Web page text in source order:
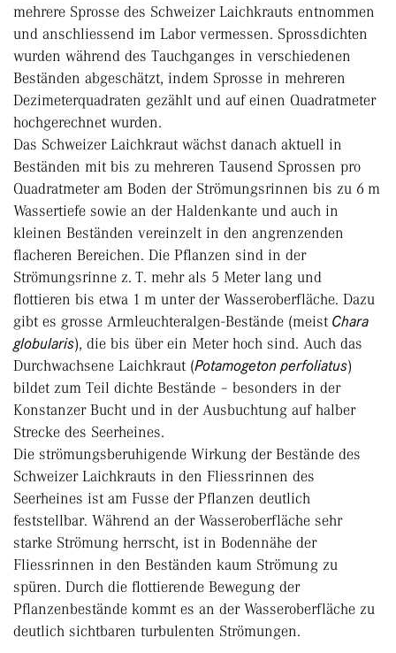
mehrere Sprosse des Schweizer Laichkrauts entnommen
und anschliessend im Labor vermessen. Sprossdichten
wurden während des Tauchganges in verschiedenen
Beständen abgeschätzt, indem Sprosse in mehreren
Dezimeterquadraten gezählt und auf einen Quadratmeter
hochgerechnet wurden.
Das Schweizer Laichkraut wächst danach aktuell in
Beständen mit bis zu mehreren Tausend Sprossen pro
Quadratmeter am Boden der Strömungsrinnen bis zu 6 m
Wassertiefe sowie an der Haldenkante und auch in
kleinen Beständen vereinzelt in den angrenzenden
flacheren Bereichen. Die Pflanzen sind in der
Strömungsrinne z. T. mehr als 5 Meter lang und
flottieren bis etwa 1 m unter der Wasseroberfläche. Dazu
gibt es grosse Armleuchteralgen-Bestände (meist Chara
globularis), die bis über ein Meter hoch sind. Auch das
Durchwachsene Laichkraut (Potamogeton perfoliatus)
bildet zum Teil dichte Bestände – besonders in der
Konstanzer Bucht und in der Ausbuchtung auf halber
Strecke des Seerheines.
Die strömungsberuhigende Wirkung der Bestände des
Schweizer Laichkrauts in den Fliessrinnen des
Seerheines ist am Fusse der Pflanzen deutlich
feststellbar. Während an der Wasseroberfläche sehr
starke Strömung herrscht, ist in Bodennähe der
Fliessrinnen in den Beständen kaum Strömung zu
spüren. Durch die flottierende Bewegung der
Pflanzenbestände kommt es an der Wasseroberfläche zu
deutlich sichtbaren turbulenten Strömungen.